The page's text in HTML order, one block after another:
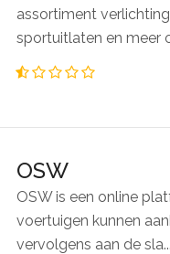
assortiment
sportuitlaten en meer
OSW
OSW is een online
voertuigen kunnen
vervolgens aan de sla...